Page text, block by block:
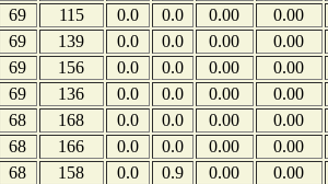
69 115 0.0 0.0 0.00 0.00
69 139 0.0 0.0 0.00 0.00
69 156 0.0 0.0 0.00 0.00
69 136 0.0 0.0 0.00 0.00
68 168 0.0 0.0 0.00 0.00
68 166 0.0 0.0 0.00 0.00
68 158 0.0 0.9 0.00 0.00